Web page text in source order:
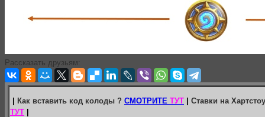
Рассказать друзьям:
Как вставить код колоды ? СМОТРИТЕ ТУТ
Ставки на
ТУТ